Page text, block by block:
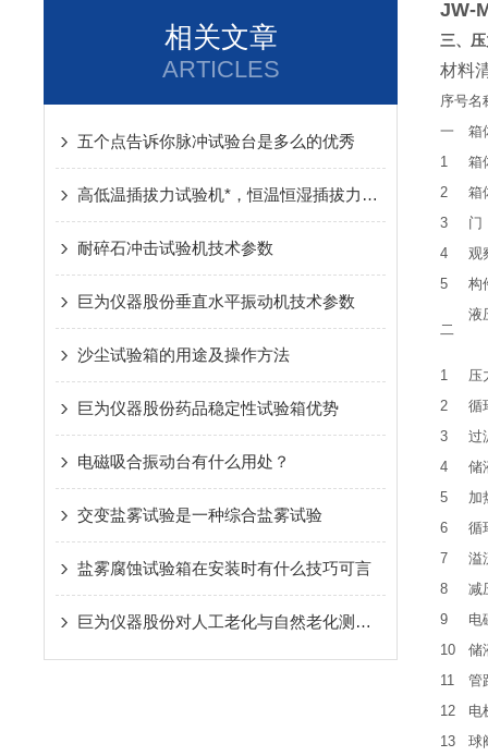
相关文章
ARTICLES
五个点告诉你脉冲试验台是多么的优秀
高低温插拔力试验机*，恒温恒湿插拔力试验机现货供应
耐碎石冲击试验机技术参数
巨为仪器股份垂直水平振动机技术参数
沙尘试验箱的用途及操作方法
巨为仪器股份药品稳定性试验箱优势
电磁吸合振动台有什么用处？
交变盐雾试验是一种综合盐雾试验
盐雾腐蚀试验箱在安装时有什么技巧可言
巨为仪器股份对人工老化与自然老化测试的阐述
JW-
三、
材料
序号名
一
1
箱
2
箱
3
门
4
观
5
构
二
1
压
2
循
3
过
4
储
5
加
6
循
7
溢
8
减
9
电
10
储
11
管
12
电
13
球